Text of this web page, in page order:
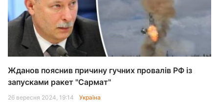
Жданов пояснив причину гучних провалів РФ із
запусками ракет "Сармат"
26 вересня 2024, 19:14 Україна